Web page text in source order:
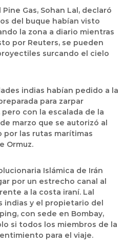
Gas, Sohan Lal, declaró
del buque habían visto
la zona a diario mientras
por Reuters, se pueden
surcando el cielo
indias habían pedido a la
para zarpar
pero con la escalada de la
marzo que se autorizó al
por las rutas marítimas
Ormuz.
Islámica de Irán
por un estrecho canal al
a la costa iraní. Lal
indias y el propietario del
con sede en Bombay,
si todos los miembros de la
para el viaje.